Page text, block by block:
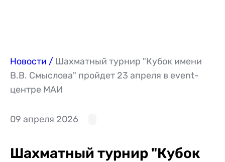
Новости
Шахматный турнир "Кубок имени
В.В. Смыслова" пройдет 23 апреля в event-
центре МАИ
09 апреля 2026
Шахматный турнир "Кубок